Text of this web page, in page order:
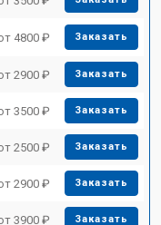
4800 ₽ Заказать
2900 ₽ Заказать
3500 ₽ Заказать
2500 ₽ Заказать
2900 ₽ Заказать
3900 ₽ Заказать